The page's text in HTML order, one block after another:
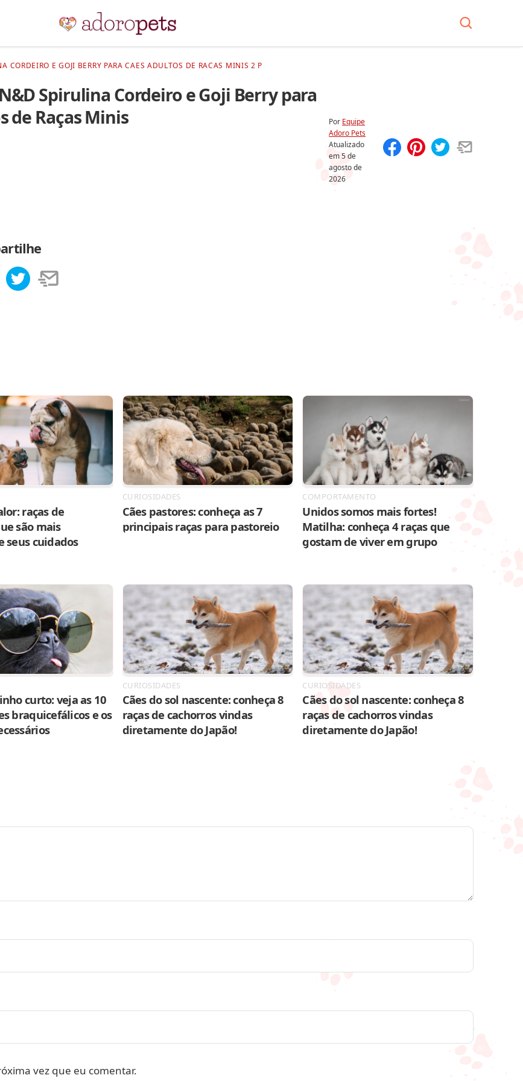
CORDEIRO E GOJI BERRY PARA CAES ADULTOS DE RACAS MINIS 2 P
Spirulina Cordeiro e Goji Berry para
de Raças Minis
Por Equipe
Adoro Pets
Atualizado
em5 de
agosto de
2026
raças de
são mais
seus cuidados
CURIOSIDADES
Cães pastores: conheça as 7
principais raças para pastoreio
COMPORTAMENTO
Unidos somos mais fortes!
Matilha: conheça 4 raças que
gostam de viver em grupo
curto: veja as 10
braquicefálicos e os
CURIOSIDADES
Cães do sol nascente: conheça 8
raças de cachorros vindas
diretamente do Japão!
CURIOSIDADES
Cães do sol nascente: conheça 8
raças de cachorros vindas
diretamente do Japão!
vez que eu comentar.